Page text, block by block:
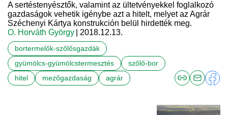
A sertéstenyésztők, valamint az ültetvényekkel foglalkozó
gazdaságok vehetik igénybe azt a hitelt, melyet az Agrár
Széchenyi Kártya konstrukción belül hirdették meg.
O. Horváth György
| 2018.12.13.
bortermelők-szőlősgazdák
gyümölcs-gyümölcstermesztés
szőlő-bor
hitel
mezőgazdaság agrár